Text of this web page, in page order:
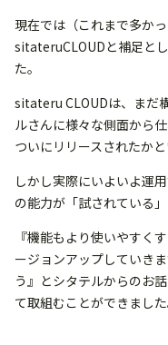
現在では（これまで多か
sitateruCLOUDと補足と
た。
sitateru CLOUDは、まだ
ルさんに様々な側面から
ついにリリースされたかと
しかし実際にいよいよ運
の能力が「試されている
『機能もより使いやすく
ージョンアップしていき
う』とシタテルからのお
て取組むことができました